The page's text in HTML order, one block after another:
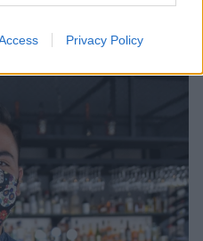
Privacy Policy
χώρους